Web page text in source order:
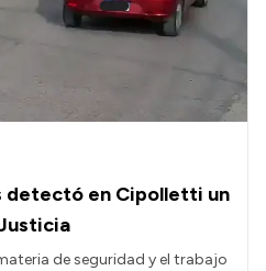
detectó en Cipolletti un
de seguridad y el trabajo